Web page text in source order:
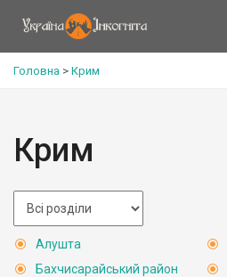
Головна > Крим
Крим
Алушта
Бахчисарайський район